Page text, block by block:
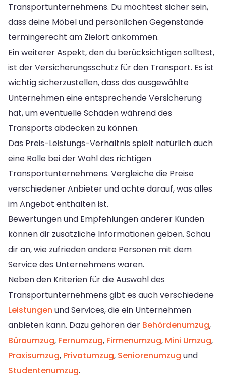
Transportunternehmens. Du möchtest sicher sein,
dass deine Möbel und persönlichen Gegenstände
termingerecht am Zielort ankommen.
Ein weiterer Aspekt, den du berücksichtigen solltest,
ist der Versicherungsschutz für den Transport. Es ist
wichtig sicherzustellen, dass das ausgewählte
Unternehmen eine entsprechende Versicherung
hat, um eventuelle Schäden während des
Transports abdecken zu können.
Das Preis-Leistungs-Verhältnis spielt natürlich auch
eine Rolle bei der Wahl des richtigen
Transportunternehmens. Vergleiche die Preise
verschiedener Anbieter und achte darauf, was alles
im Angebot enthalten ist.
Bewertungen und Empfehlungen anderer Kunden
können dir zusätzliche Informationen geben. Schau
dir an, wie zufrieden andere Personen mit dem
Service des Unternehmens waren.
Neben den Kriterien für die Auswahl des
Transportunternehmens gibt es auch verschiedene
Leistungen und Services, die ein Unternehmen
anbieten kann. Dazu gehören der Behördenumzug,
Büroumzug, Fernumzug, Firmenumzug, Mini Umzug,
Praxisumzug, Privatumzug, Seniorenumzug und
Studentenumzug.